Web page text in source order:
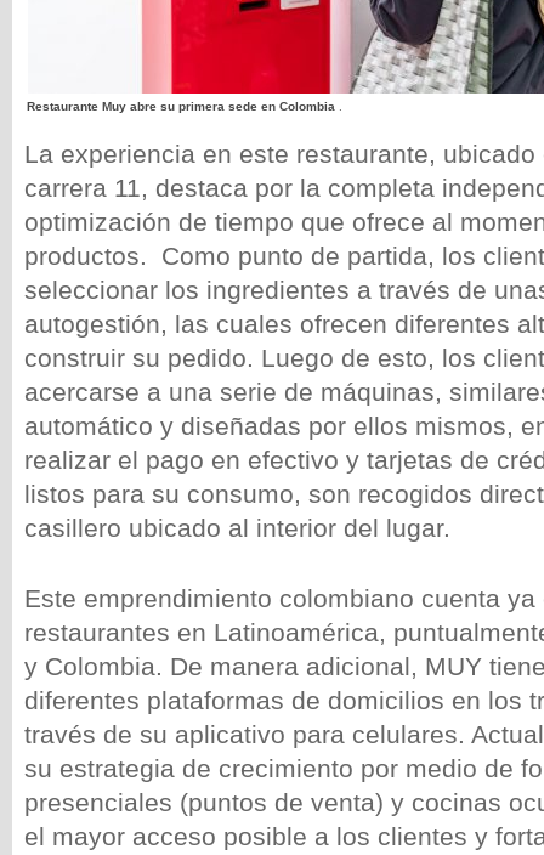
Restaurante Muy abre su primera sede en Colombia
La experiencia en este restaurante,
carrera 11, destaca por la completa
optimización de tiempo que ofrece al
productos. Como punto de partida, los
seleccionar los ingredientes a través de
autogestión, las cuales ofrecen diferentes
construir su pedido. Luego de esto, los
acercarse a una serie de máquinas,
automático y diseñadas por ellos mismos,
realizar el pago en efectivo y tarjetas de
listos para su consumo, son recogidos
casillero ubicado al interior del lugar.
Este emprendimiento colombiano cuenta
restaurantes en Latinoamérica,
y Colombia. De manera adicional, MUY
diferentes plataformas de domicilios en los
través de su aplicativo para celulares.
su estrategia de crecimiento por medio de
presenciales (puntos de venta) y cocinas
el mayor acceso posible a los clientes y